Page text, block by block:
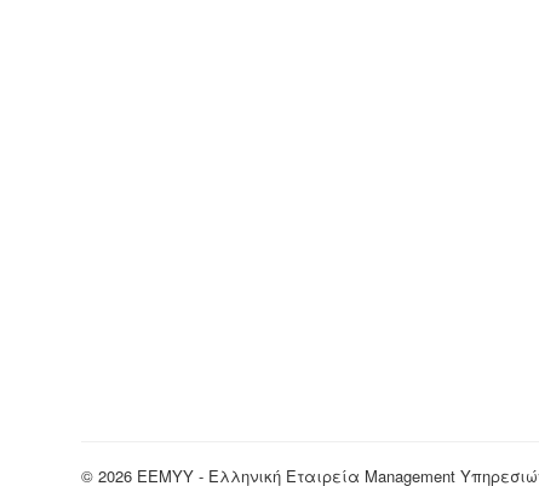
© 2026 EEMYY - Ελληνική Εταιρεία Management